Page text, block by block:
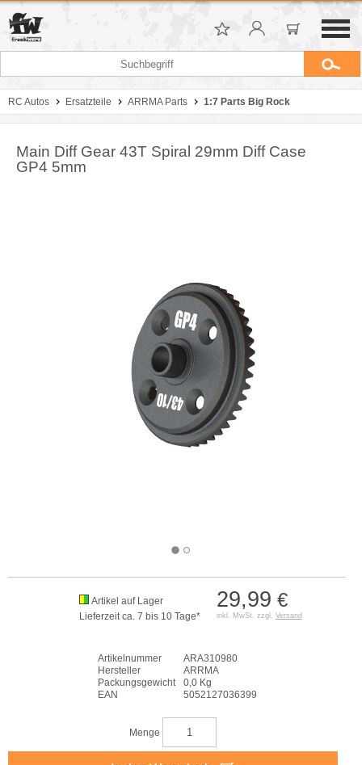
RC Autos Ersatzteile ARRMA Parts 1:7 Parts Big Rock
Main Diff Gear 43T Spiral 29mm Diff Case
GP4 5mm
29,99 €
inkl. MwSt. zzgl. Versand
Artikel auf Lager
Lieferzeit ca. 7 bis 10 Tage*
Artikelnummer
ARA310980
Hersteller
ARRMA
Packungsgewicht
0,0 Kg
EAN
5052127036399
Menge